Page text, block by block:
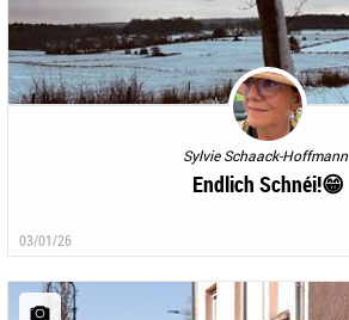
Sylvie Schaack-Hoffmann
Endlich Schnéi!😁
03/01/26